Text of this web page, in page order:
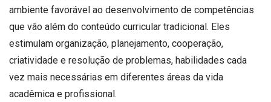
ambiente favorável ao desenvolvimento de competências
que vão além do conteúdo curricular tradicional. Eles
estimulam organização, planejamento, cooperação,
criatividade e resolução de problemas, habilidades cada
vez mais necessárias em diferentes áreas da vida
acadêmica e profissional.